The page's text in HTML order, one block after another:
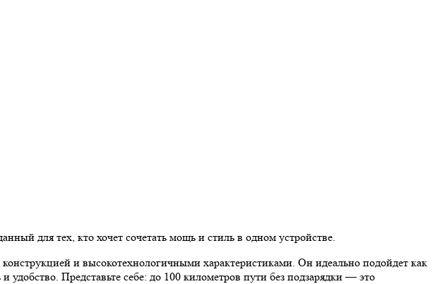
для тех, кто хочет сочетать мощь и стиль в одном устройстве.
и высокотехнологичными характеристиками. Он идеально подойдет как
удобство. Представьте себе: до 100 километров пути без подзарядки — это